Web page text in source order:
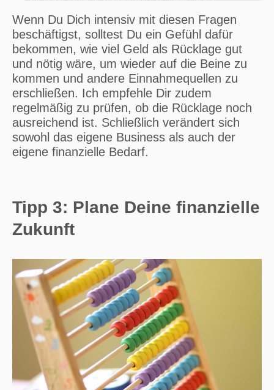
Wenn Du Dich intensiv mit diesen Fragen
beschäftigst, solltest Du ein Gefühl dafür
bekommen, wie viel Geld als Rücklage gut
und nötig wäre, um wieder auf die Beine zu
kommen und andere Einnahmequellen zu
erschließen. Ich empfehle Dir zudem
regelmäßig zu prüfen, ob die Rücklage noch
ausreichend ist. Schließlich verändert sich
sowohl das eigene Business als auch der
eigene finanzielle Bedarf.
Tipp 3: Plane Deine finanzielle
Zukunft